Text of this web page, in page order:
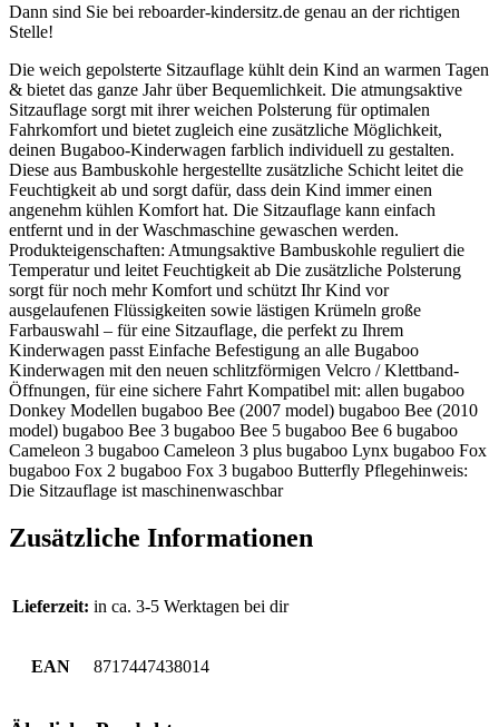
Dann sind Sie bei reboarder-kindersitz.de genau an der richtigen
Stelle!
Die weich gepolsterte Sitzauflage kühlt dein Kind an warmen Tagen
& bietet das ganze Jahr über Bequemlichkeit. Die atmungsaktive
Sitzauflage sorgt mit ihrer weichen Polsterung für optimalen
Fahrkomfort und bietet zugleich eine zusätzliche Möglichkeit,
deinen Bugaboo-Kinderwagen farblich individuell zu gestalten.
Diese aus Bambuskohle hergestellte zusätzliche Schicht leitet die
Feuchtigkeit ab und sorgt dafür, dass dein Kind immer einen
angenehm kühlen Komfort hat. Die Sitzauflage kann einfach
entfernt und in der Waschmaschine gewaschen werden.
Produkteigenschaften: Atmungsaktive Bambuskohle reguliert die
Temperatur und leitet Feuchtigkeit ab Die zusätzliche Polsterung
sorgt für noch mehr Komfort und schützt Ihr Kind vor
ausgelaufenen Flüssigkeiten sowie lästigen Krümeln große
Farbauswahl – für eine Sitzauflage, die perfekt zu Ihrem
Kinderwagen passt Einfache Befestigung an alle Bugaboo
Kinderwagen mit den neuen schlitzförmigen Velcro / Klettband-
Öffnungen, für eine sichere Fahrt Kompatibel mit: allen bugaboo
Donkey Modellen bugaboo Bee (2007 model) bugaboo Bee (2010
model) bugaboo Bee 3 bugaboo Bee 5 bugaboo Bee 6 bugaboo
Cameleon 3 bugaboo Cameleon 3 plus bugaboo Lynx bugaboo Fox
bugaboo Fox 2 bugaboo Fox 3 bugaboo Butterfly Pflegehinweis:
Die Sitzauflage ist maschinenwaschbar
Zusätzliche Informationen
Lieferzeit: in ca. 3-5 Werktagen bei dir
EAN 8717447438014